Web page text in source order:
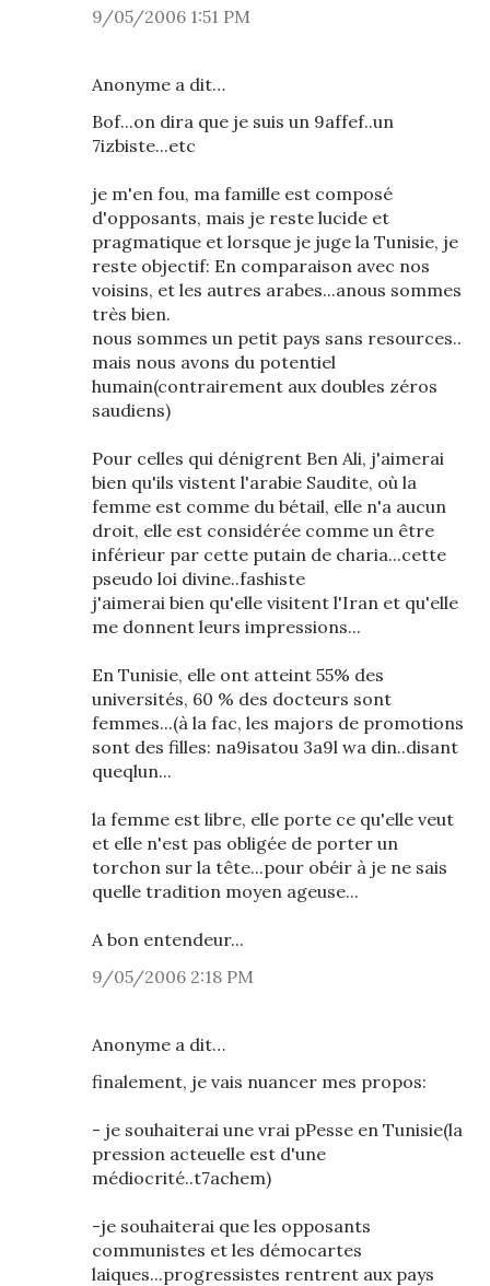
9/05/2006 1:51 PM
Anonyme a dit…
Bof...on dira que je suis un 9affef..un
7izbiste...etc
je m'en fou, ma famille est composé
d'opposants, mais je reste lucide et
pragmatique et lorsque je juge la Tunisie, je
reste objectif: En comparaison avec nos
voisins, et les autres arabes...anous sommes
très bien.
nous sommes un petit pays sans resources..
mais nous avons du potentiel
humain(contrairement aux doubles zéros
saudiens)
Pour celles qui dénigrent Ben Ali, j'aimerai
bien qu'ils vistent l'arabie Saudite, où la
femme est comme du bétail, elle n'a aucun
droit, elle est considérée comme un être
inférieur par cette putain de charia...cette
pseudo loi divine..fashiste
j'aimerai bien qu'elle visitent l'Iran et qu'elle
me donnent leurs impressions...
En Tunisie, elle ont atteint 55% des
universités, 60 % des docteurs sont
femmes...(à la fac, les majors de promotions
sont des filles: na9isatou 3a9l wa din..disant
queqlun...
la femme est libre, elle porte ce qu'elle veut
et elle n'est pas obligée de porter un
torchon sur la tête...pour obéir à je ne sais
quelle tradition moyen ageuse...
A bon entendeur...
9/05/2006 2:18 PM
Anonyme a dit…
finalement, je vais nuancer mes propos:
- je souhaiterai une vrai pPesse en Tunisie(la
pression acteuelle est d'une
médiocrité..t7achem)
-je souhaiterai que les opposants
communistes et les démocartes
laiques...progressistes rentrent aux pays